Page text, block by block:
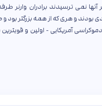
نمی ترسیدند برادران وارنر
بودند و هری که از همه بزرگتر بود
دموکراسی آمریکایی - اولین و